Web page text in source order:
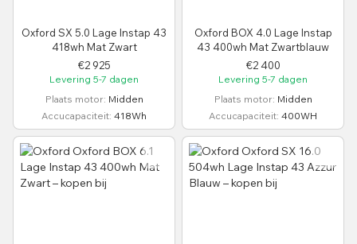
Oxford SX 5.0 Lage Instap 43
418wh Mat Zwart
€2 925
Levering 5-7 dagen
Plaats motor Midden
Accucapaciteit 418Wh
Oxford BOX 4.0 Lage Instap
43 400wh Mat Zwartblauw
€2 400
Levering 5-7 dagen
Plaats motor Midden
Accucapaciteit 400WH